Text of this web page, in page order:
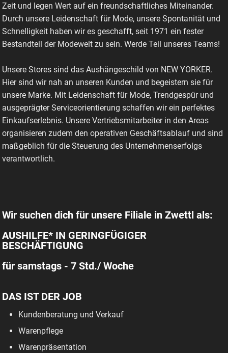
Zeit und legen Wert auf ein freundschaftliches Miteinander.
Durch unsere Leidenschaft für Mode, unsere Spontanität und
Schnelligkeit haben wir es geschafft, seit 1971 ein fester
Bestandteil der Modewelt zu sein. Werde Teil unseres Teams!
Unsere Stores sind das Aushängeschild von NEW YORKER.
Hier sind wir nah an unseren Kunden und begeistern sie für
unsere Marke. Mit Leidenschaft für Mode, Trendgespür und
ausgeprägter Serviceorientierung schaffen wir ein perfektes
Einkaufserlebnis. Unsere Vertriebsmitarbeiter in den Areas
organisieren zudem den operativen Geschäftsablauf und sind
maßgeblich für die Steuerung des Unternehmenserfolgs
verantwortlich.
Wir suchen dich für unsere Filiale in Zwettl als:
AUSHILFE* IN GERINGFÜGIGER
BESCHÄFTIGUNG
für samstags - 7 Std./ Woche
DAS IST DER JOB
Kundenberatung und Verkauf
Warenpflege
Warenpräsentation